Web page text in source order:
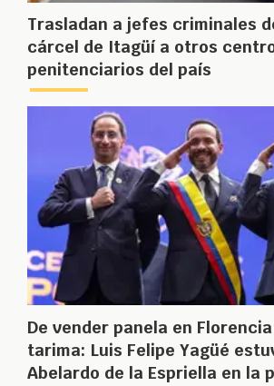
Trasladan a jefes criminales
cárcel de Itagüí a otros
penitenciarios del país
De vender panela en
tarima: Luis Felipe Yagüé
Abelardo de la Espriella en la